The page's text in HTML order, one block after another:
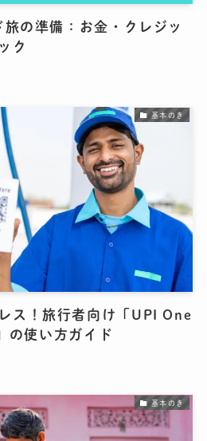
の準備：お金・クレジッ
ク
基本のき
ス！旅行者向け「UPI One
使い方ガイド
基本のき